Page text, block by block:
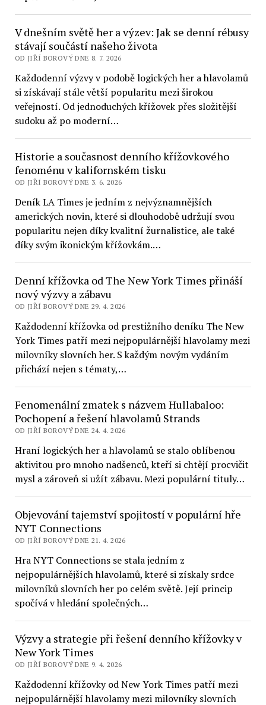
V dnešním světě her a výzev: Jak se denní rébusy
stávají součástí našeho života
OD JIŘÍ BOROVÝ DNE 8. 7. 2026
Každodenní výzvy v podobě logických her a hlavolamů
si získávají stále větší popularitu mezi širokou
veřejností. Od jednoduchých křížovek přes složitější
sudoku až po moderní…
Historie a současnost denního křížovkového
fenoménu v kalifornském tisku
OD JIŘÍ BOROVÝ DNE 3. 6. 2026
Deník LA Times je jedním z nejvýznamnějších
amerických novin, které si dlouhodobě udržují svou
popularitu nejen díky kvalitní žurnalistice, ale také
díky svým ikonickým křížovkám.…
Denní křížovka od The New York Times přináší
nový výzvy a zábavu
OD JIŘÍ BOROVÝ DNE 29. 4. 2026
Každodenní křížovka od prestižního deníku The New
York Times patří mezi nejpopulárnější hlavolamy mezi
milovníky slovních her. S každým novým vydáním
přichází nejen s tématy,…
Fenomenální zmatek s názvem Hullabaloo:
Pochopení a řešení hlavolamů Strands
OD JIŘÍ BOROVÝ DNE 24. 4. 2026
Hraní logických her a hlavolamů se stalo oblíbenou
aktivitou pro mnoho nadšenců, kteří si chtějí procvičit
mysl a zároveň si užít zábavu. Mezi populární tituly…
Objevování tajemství spojitostí v populární hře
NYT Connections
OD JIŘÍ BOROVÝ DNE 21. 4. 2026
Hra NYT Connections se stala jedním z
nejpopulárnějších hlavolamů, které si získaly srdce
milovníků slovních her po celém světě. Její princip
spočívá v hledání společných…
Výzvy a strategie při řešení denního křížovky v
New York Times
OD JIŘÍ BOROVÝ DNE 9. 4. 2026
Každodenní křížovky od New York Times patří mezi
nejpopulárnější hlavolamy mezi milovníky slovních